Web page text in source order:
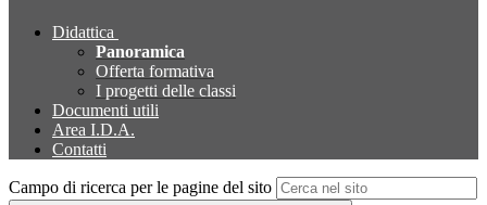
Didattica
Panoramica
Offerta formativa
I progetti delle classi
Documenti utili
Area I.D.A.
Contatti
Campo di ricerca per le pagine del sito